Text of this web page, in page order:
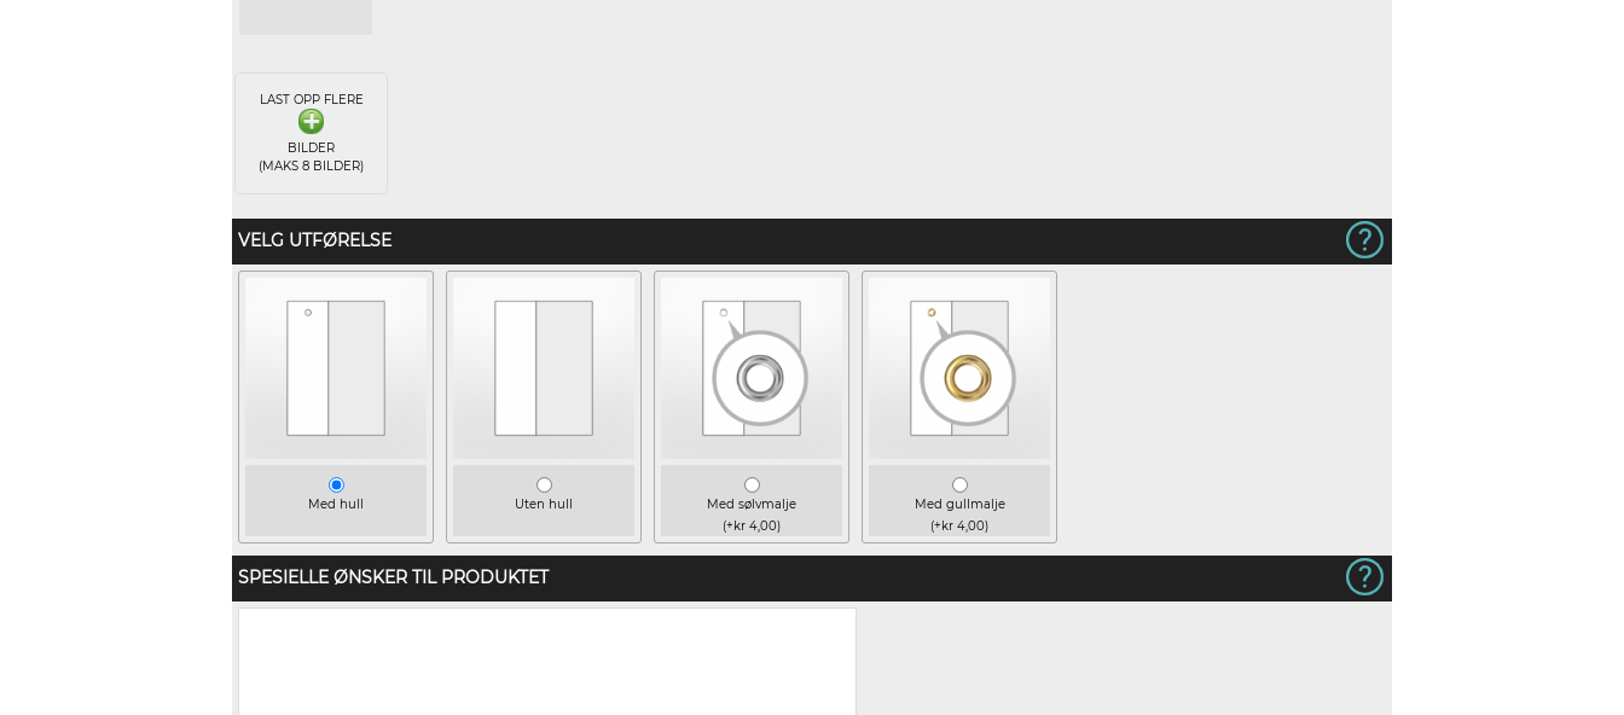
LAST OPP FLERE
BILDER
(MAKS 8 BILDER)
VELG UTFØRELSE
Med hull Uten hull
Med sølvmalje
(+kr 4,00)
Med gullmalje
(+kr 4,00)
SPESIELLE ØNSKER TIL PRODUKTET